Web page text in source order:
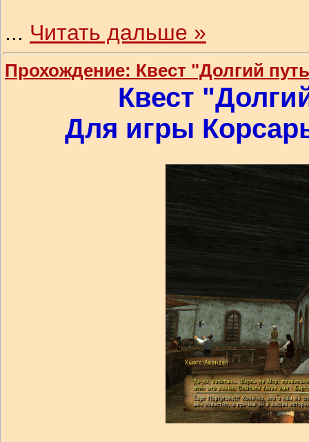
... Читать дальше »
Прохождение: Квест "Долгий
Квест
Для игры